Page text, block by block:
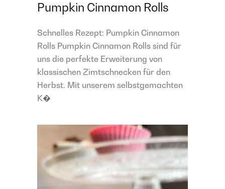
Pumpkin Cinnamon Rolls
Schnelles Rezept: Pumpkin Cinnamon
Rolls Pumpkin Cinnamon Rolls sind für
uns die perfekte Erweiterung von
klassischen Zimtschnecken für den
Herbst. Mit unserem selbstgemachten
K�